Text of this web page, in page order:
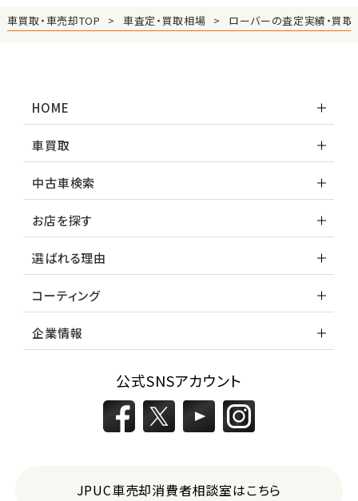
車買取・車売却TOP 車査定・買取相場 ローバーの査定実績・買取
HOME
車買取
中古車検索
お店を探す
選ばれる理由
コーティング
企業情報
公式SNSアカウント
JPUC車売却消費者相談室はこちら